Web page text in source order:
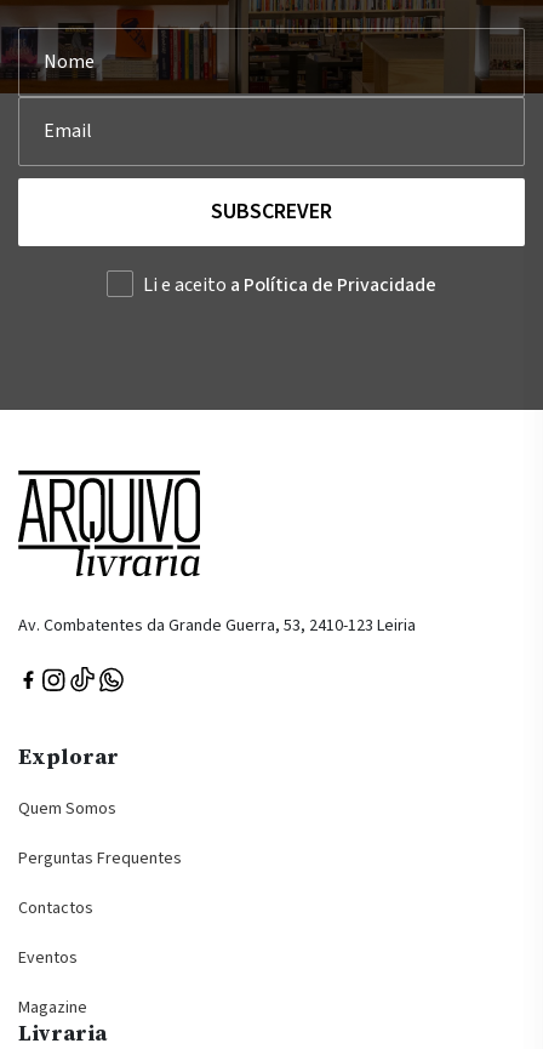
SUBSCREVER
Li e aceito a Política de Privacidade
Av. Combatentes da Grande Guerra, 53, 2410-123 Leiria
Explorar
Quem Somos
Perguntas Frequentes
Contactos
Eventos
Magazine
Livraria